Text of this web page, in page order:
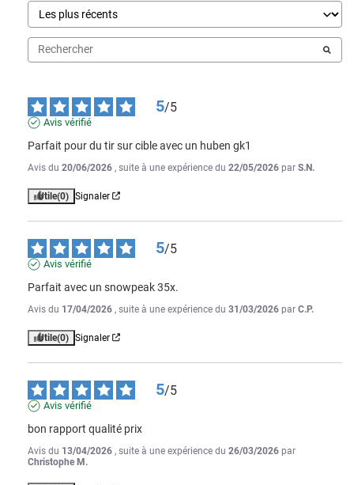
5/5
Avis vérifié
Parfait pour du tir sur cible avec un huben gk1
Avis du 20/06/2026 , suite à une expérience du 22/05/2026 par S.N.
Utile(0) Signaler
5/5
Avis vérifié
Parfait avec un snowpeak 35x.
Avis du 17/04/2026 , suite à une expérience du 31/03/2026 par C.P.
Utile(0) Signaler
5/5
Avis vérifié
bon rapport qualité prix
Avis du 13/04/2026 , suite à une expérience du 26/03/2026 par
Christophe M.